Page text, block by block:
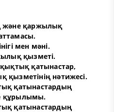
және қаржылық
мен мәні.
қызметі.
қатынастар,
қызметінің нәтижесі.
қатынастардың
құрылымы.
қатынастардың